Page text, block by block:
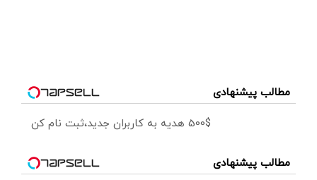
مطالب پیشنهادی
500$ هدیه به کاربران جدید،ثبت نام کن
مطالب پیشنهادی